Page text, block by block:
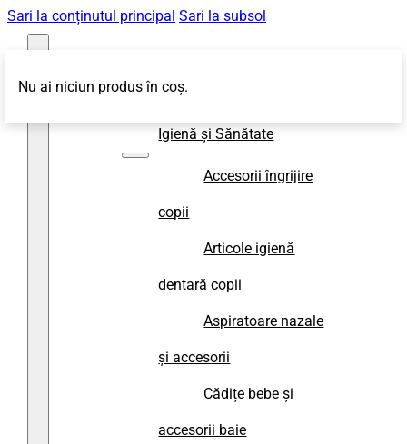
Sari la conținutul principal Sari la subsol
Igienă și Sănătate
Accesorii îngrijire
copii
Articole igienă
dentară copii
Aspiratoare nazale
și accesorii
Cădițe bebe și
accesorii baie
Nu ai niciun produs în coș.